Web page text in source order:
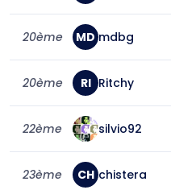
20ème MD mdbg
20ème RI Ritchy
22ème silvio92
23ème CH chistera